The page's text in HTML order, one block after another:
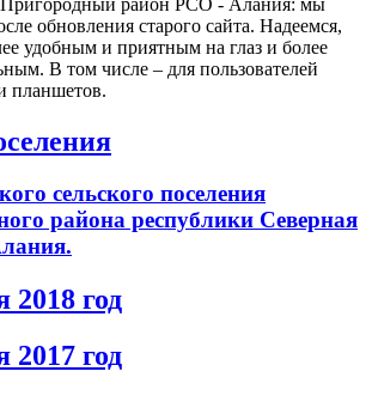
обновления старого сайта. Надеемся,
удобным и приятным на глаз и более
В том числе – для пользователей
планшетов.
сельского поселения
района республики Северная
год
год